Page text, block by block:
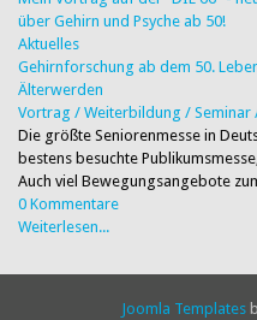
über Gehirn und Psyche ab 50!
Aktuelles
Gehirnforschung ab dem 50.
Älterwerden
Vortrag / Weiterbildung / Seminar
Die größte Seniorenmesse in
bestens besuchte
Auch viel Bewegungsangebote
0 Kommentare
Weiterlesen...
Joomla Templates